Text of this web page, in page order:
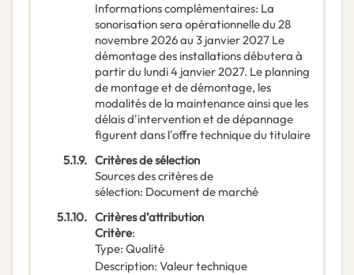
Informations complémentaires: La
sonorisation sera opérationnelle du 28
novembre 2026 au 3 janvier 2027 Le
démontage des installations débutera à
partir du lundi 4 janvier 2027. Le planning
de montage et de démontage, les
modalités de la maintenance ainsi que les
délais d'intervention et de dépannage
figurent dans l'offre technique du titulaire
5.1.9. Critères de sélection
Sources des critères de
sélection: Document de marché
5.1.10. Critères d’attribution
Critère:
Type: Qualité
Description: Valeur technique